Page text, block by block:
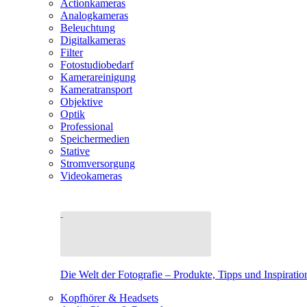
Actionkameras
Analogkameras
Beleuchtung
Digitalkameras
Filter
Fotostudiobedarf
Kamerareinigung
Kameratransport
Objektive
Optik
Professional
Speichermedien
Stative
Stromversorgung
Videokameras
Die Welt der Fotografie – Produkte, Tipps und
Kopfhörer & Headsets